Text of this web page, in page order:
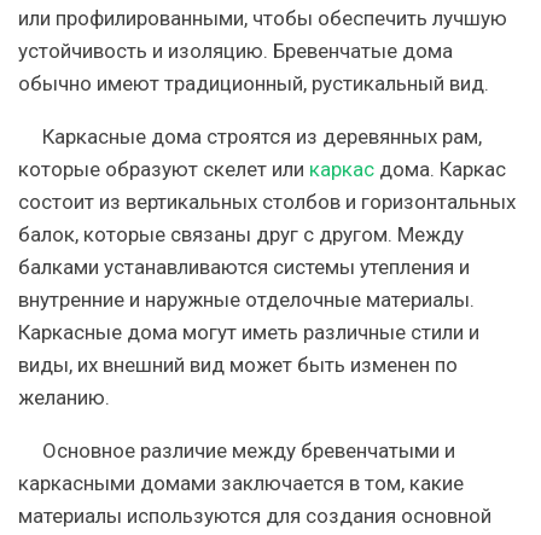
или профилированными, чтобы обеспечить лучшую
устойчивость и изоляцию. Бревенчатые дома
обычно имеют традиционный, рустикальный вид.
Каркасные дома строятся из деревянных рам,
которые образуют скелет или каркас дома. Каркас
состоит из вертикальных столбов и горизонтальных
балок, которые связаны друг с другом. Между
балками устанавливаются системы утепления и
внутренние и наружные отделочные материалы.
Каркасные дома могут иметь различные стили и
виды, их внешний вид может быть изменен по
желанию.
Основное различие между бревенчатыми и
каркасными домами заключается в том, какие
материалы используются для создания основной